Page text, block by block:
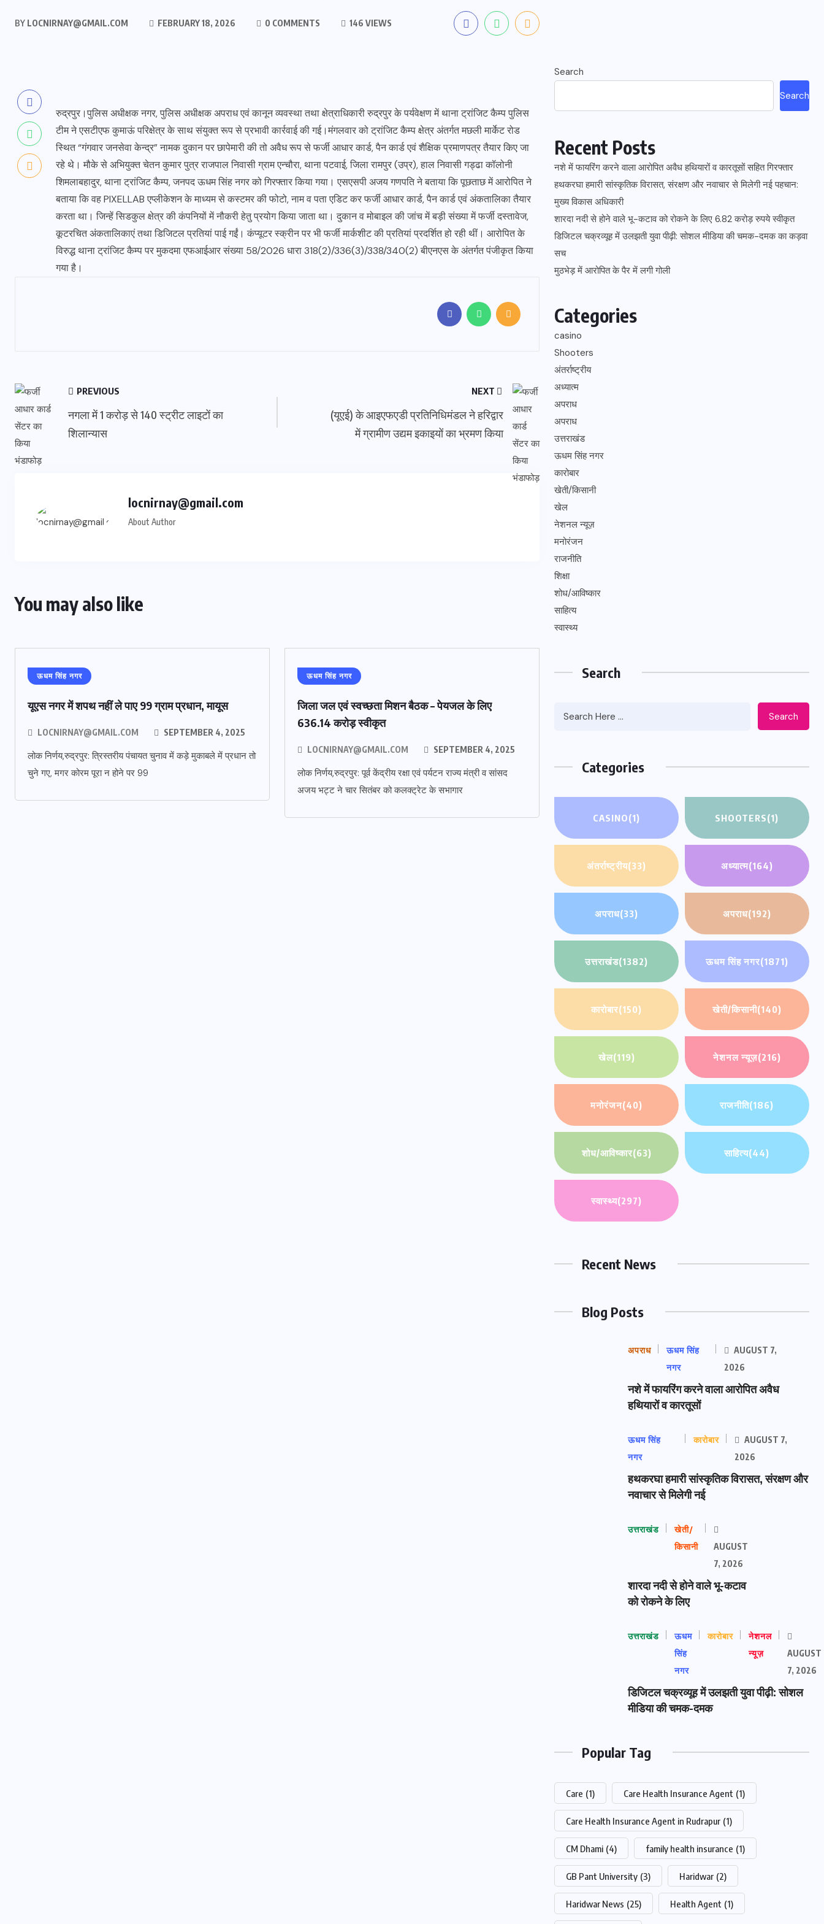
BY LOCNIRNAY@GMAIL.COM FEBRUARY 18, 2026 0 COMMENTS 146 VIEWS
रुद्रपुर।पुलिस अधीक्षक नगर, पुलिस अधीक्षक अपराध एवं कानून व्यवस्था तथा क्षेत्राधिकारी रुद्रपुर के पर्यवेक्षण में थाना ट्रांजिट कैम्प पुलिस
टीम ने एसटीएफ कुमाऊं परिक्षेत्र के साथ संयुक्त रूप से प्रभावी कार्रवाई की गई।मंगलवार को ट्रांजिट कैम्प क्षेत्र अंतर्गत मछली मार्केट रोड
स्थित “गंगवार जनसेवा केन्द्र” नामक दुकान पर छापेमारी की तो अवैध रूप से फर्जी आधार कार्ड, पैन कार्ड एवं शैक्षिक प्रमाणपत्र तैयार किए जा
रहे थे। मौके से अभियुक्त चेतन कुमार पुत्र राजपाल निवासी ग्राम एन्चौरा, थाना पटवाई, जिला रामपुर (उप्र), हाल निवासी गड्ढा कॉलोनी
शिमलाबहादुर, थाना ट्रांजिट कैम्प, जनपद ऊधम सिंह नगर को गिरफ्तार किया गया। एसएसपी अजय गणपति ने बताया कि पूछताछ में आरोपित ने
बताया कि वह PIXELLAB एप्लीकेशन के माध्यम से कस्टमर की फोटो, नाम व पता एडिट कर फर्जी आधार कार्ड, पैन कार्ड एवं अंकतालिका तैयार
करता था। जिन्हें सिडकुल क्षेत्र की कंपनियों में नौकरी हेतु प्रयोग किया जाता था। दुकान व मोबाइल की जांच में बड़ी संख्या में फर्जी दस्तावेज,
कूटरचित अंकतालिकाएं तथा डिजिटल प्रतियां पाई गईं। कंप्यूटर स्क्रीन पर भी फर्जी मार्कशीट की प्रतियां प्रदर्शित हो रही थीं। आरोपित के
विरुद्ध थाना ट्रांजिट कैम्प पर मुकदमा एफआईआर संख्या 58/2026 धारा 318(2)/336(3)/338/340(2) बीएनएस के अंतर्गत पंजीकृत किया
गया है।
PREVIOUS
नगला में 1 करोड़ से 140 स्ट्रीट लाइटों का
शिलान्यास
NEXT
(यूएई) के आइएफएडी प्रतिनिधिमंडल ने हरिद्वार
में ग्रामीण उद्यम इकाइयों का भ्रमण किया
locnirnay@gmail.com
About Author
You may also like
ऊधम सिंह नगर
यूएस नगर में शपथ नहीं ले पाए 99 ग्राम प्रधान, मायूस
LOCNIRNAY@GMAIL.COM SEPTEMBER 4, 2025
लोक निर्णय,रुद्रपुर: त्रिस्तरीय पंचायत चुनाव में कड़े मुकाबले में प्रधान तो
चुने गए, मगर कोरम पूरा न होने पर 99
ऊधम सिंह नगर
जिला जल एवं स्वच्छता मिशन बैठक – पेयजल के लिए
636.14 करोड़ स्वीकृत
LOCNIRNAY@GMAIL.COM SEPTEMBER 4, 2025
लोक निर्णय,रुद्रपुर: पूर्व केंद्रीय रक्षा एवं पर्यटन राज्य मंत्री व सांसद
अजय भट्ट ने चार सितंबर को कलक्ट्रेट के सभागार
Search
Search
Recent Posts
नशे में फायरिंग करने वाला आरोपित अवैध हथियारों व कारतूसों सहित गिरफ्तार
हथकरघा हमारी सांस्कृतिक विरासत, संरक्षण और नवाचार से मिलेगी नई पहचान:
मुख्य विकास अधिकारी
शारदा नदी से होने वाले भू-कटाव को रोकने के लिए 6.82 करोड़ रुपये स्वीकृत
डिजिटल चक्रव्यूह में उलझती युवा पीढ़ी: सोशल मीडिया की चमक-दमक का कड़वा
सच
मुठभेड़ में आरोपित के पैर में लगी गोली
Categories
casino
Shooters
अंतर्राष्ट्रीय
अध्यात्म
अपराध
अपराध
उत्तराखंड
ऊधम सिंह नगर
कारोबार
खेती/किसानी
खेल
नेशनल न्यूज़
मनोरंजन
राजनीति
शिक्षा
शोध/आविष्कार
साहित्य
स्वास्थ्य
Search
Search
Categories
CASINO(1) SHOOTERS(1)
अंतर्राष्ट्रीय(33) अध्यात्म(164)
अपराध(33) अपराध(192)
उत्तराखंड(1382) ऊधम सिंह नगर(1871)
कारोबार(150) खेती/किसानी(140)
खेल(119) नेशनल न्यूज़(216)
मनोरंजन(40) राजनीति(186)
शोध/आविष्कार(63) साहित्य(44)
स्वास्थ्य(297)
Recent News
Blog Posts
अपराध
ऊधम सिंह
नगर
AUGUST 7,
2026
नशे में फायरिंग करने वाला आरोपित अवैध
हथियारों व कारतूसों
ऊधम सिंह
नगर
कारोबार
AUGUST 7,
2026
हथकरघा हमारी सांस्कृतिक विरासत, संरक्षण और
नवाचार से मिलेगी नई
उत्तराखंड
खेती/
किसानी
AUGUST
7, 2026
शारदा नदी से होने वाले भू-कटाव
को रोकने के लिए
उत्तराखंड
ऊधम
सिंह
नगर
कारोबार
नेशनल
न्यूज़
AUGUST
7, 2026
डिजिटल चक्रव्यूह में उलझती युवा पीढ़ी: सोशल
मीडिया की चमक-दमक
Popular Tag
Care (1) Care Health Insurance Agent (1)
Care Health Insurance Agent in Rudrapur (1)
CM Dhami (4) family health insurance (1)
GB Pant University (3) Haridwar (2)
Haridwar News (25) Health Agent (1)